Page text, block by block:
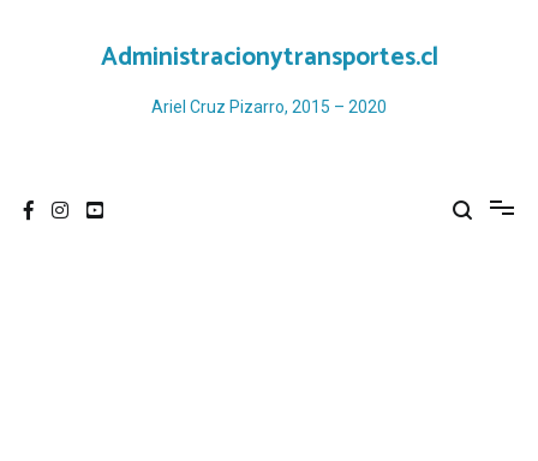
Administracionytransportes.cl
Ariel Cruz Pizarro, 2015 – 2020